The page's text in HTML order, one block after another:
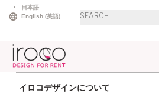
日本語
English (英語)
商
品
イロコデザインについて